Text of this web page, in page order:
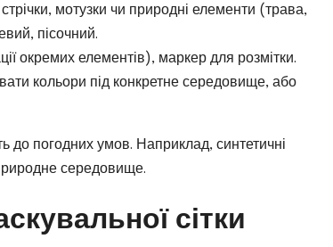
мотузки чи природні елементи (трава,
пісочний.
окремих елементів), маркер для розмітки.
кольори під конкретне середовище, або
до погодних умов. Наприклад, синтетичні
середовище.
сітки